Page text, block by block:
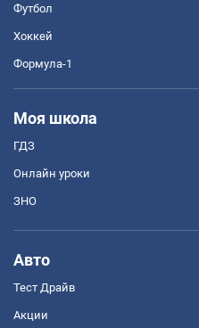
Футбол
Хоккей
Формула-1
Моя школа
ГДЗ
Онлайн уроки
ЗНО
Авто
Тест Драйв
Акции